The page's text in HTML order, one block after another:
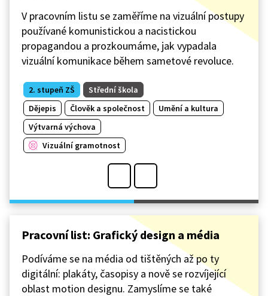
V pracovním listu se zaměříme na vizuální postupy
používané komunistickou a nacistickou
propagandou a prozkoumáme, jak vypadala
vizuální komunikace během sametové revoluce.
2. stupeň ZŠ
Střední škola
Dějepis
Člověk a společnost
Umění a kultura
Výtvarná výchova
Vizuální gramotnost
Pracovní list: Grafický design a média
Podíváme se na média od tištěných až po ty
digitální: plakáty, časopisy a nově se rozvíjející
oblast motion designu. Zamyslíme se také